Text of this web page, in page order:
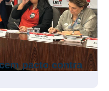
pacto contra